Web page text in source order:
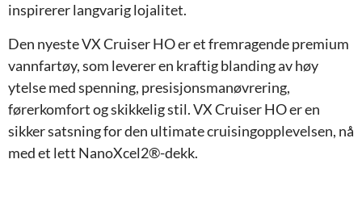
inspirerer langvarig lojalitet.
Den nyeste VX Cruiser HO er et fremragende premium
vannfartøy, som leverer en kraftig blanding av høy
ytelse med spenning, presisjonsmanøvrering,
førerkomfort og skikkelig stil. VX Cruiser HO er en
sikker satsning for den ultimate cruisingopplevelsen, nå
med et lett NanoXcel2®-dekk.